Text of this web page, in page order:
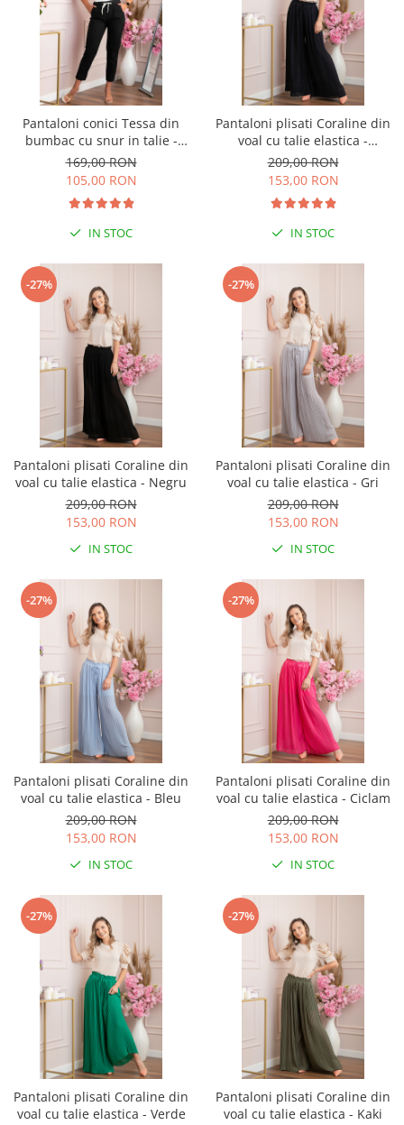
Pantaloni conici Tessa din
bumbac cu snur in talie -
Negru
169,00 RON
105,00 RON
IN STOC
Pantaloni plisati Coraline din
voal cu talie elastica -
Bleumarin
209,00 RON
153,00 RON
IN STOC
-27%
Pantaloni plisati Coraline din
voal cu talie elastica - Negru
209,00 RON
153,00 RON
IN STOC
-27%
Pantaloni plisati Coraline din
voal cu talie elastica - Gri
209,00 RON
153,00 RON
IN STOC
-27%
Pantaloni plisati Coraline din
voal cu talie elastica - Bleu
209,00 RON
153,00 RON
IN STOC
-27%
Pantaloni plisati Coraline din
voal cu talie elastica - Ciclam
209,00 RON
153,00 RON
IN STOC
-27%
Pantaloni plisati Coraline din
voal cu talie elastica - Verde
-27%
Pantaloni plisati Coraline din
voal cu talie elastica - Kaki